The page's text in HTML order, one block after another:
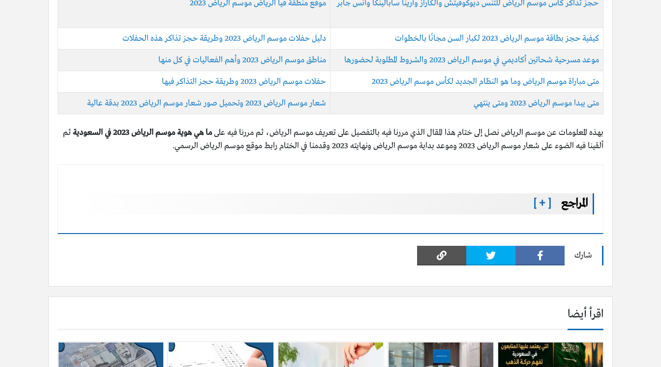
حجز تذاكر كأس موسم الرياض للتنس ديوكوفيتش وألكاراز وأرينا سابالينكا وأنس جابر موقع منطقة فيا الرياض موسم الرياض 2023
كيفية حجز بطاقة موسم الرياض 2023 لكبار السن مجانًا بالخطوات دليل حفلات موسم الرياض 2023 وطريقة حجز تذاكر هذه الحفلات
موعد مسرحية شحاتين أكاديمي في موسم الرياض 2023 والشروط المطلوبة لحضورها مناطق موسم الرياض 2023 وأهم الفعاليات في كل منها
متى مباراة موسم الرياض وما هو النظام الجديد لكأس موسم الرياض 2023 حفلات موسم الرياض 2023 وطريقة حجز التذاكر فيها
متى يبدا موسم الرياض 2023 ومتى ينتهي شعار موسم الرياض 2023 وتحميل صور شعار موسم الرياض 2023 بدقة عالية
بهذه المعلومات عن موسم الرياض نصل إلى ختام هذا المقال الذي مررنا فيه بالتفصيل على تعريف موسم الرياض، ثم مررنا فيه علىما هي هوية موسم الرياض 2023 في السعودية
ثم
ألقينا فيه الضوء على شعار موسم الرياض 2023 وموعد بداية موسم الرياض ونهايته 2023 وقدمنا في الختام رابط موقع موسم الرياض الرسمي.
المراجع [ + ]
شارك
اقرأ أيضا